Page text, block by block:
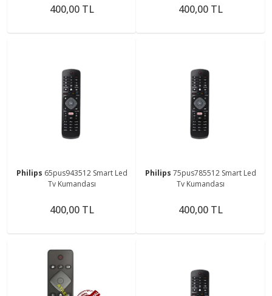
400,00 TL 400,00 TL
Philips 65pus943512 Smart Led
Tv Kumandası
400,00 TL
Philips 75pus785512 Smart Led
Tv Kumandası
400,00 TL